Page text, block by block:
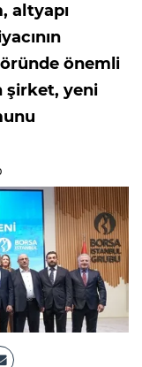
altyapı
önemli
şirket, yeni